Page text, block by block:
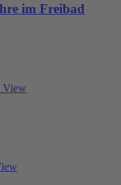
im Freibad
View